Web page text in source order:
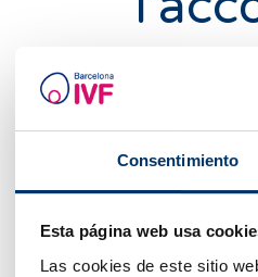
Consentimiento
Esta página web usa
Las cookies de este sitio
contractions
moment de
Dans d’autres
poche des